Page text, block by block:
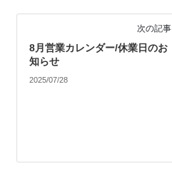
次の記事
8月営業カレンダー/休業日のお
知らせ
2025/07/28